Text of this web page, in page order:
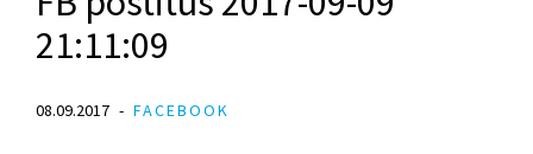
21:11:09
08.09.2017 FACEBOOK